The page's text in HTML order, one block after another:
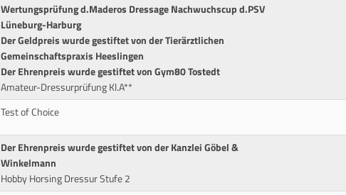
Wertungsprüfung d.Maderos Dressage Nachwuchscup d.PSV
Lüneburg-Harburg
Der Geldpreis wurde gestiftet von der Tierärztlichen
Gemeinschaftspraxis Heeslingen
Der Ehrenpreis wurde gestiftet von Gym80 Tostedt
Amateur-Dressurprüfung Kl.A**
Test of Choice
Der Ehrenpreis wurde gestiftet von der Kanzlei Göbel &
Winkelmann
Hobby Horsing Dressur Stufe 2